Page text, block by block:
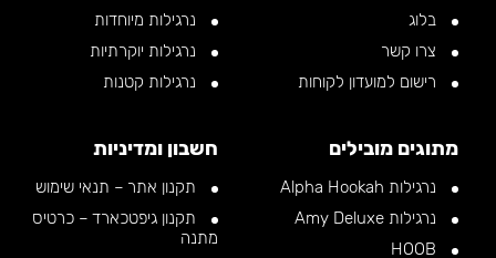
בלוג
צרו קשר
רישום למועדון לקוחות
נרגילות מיוחדות
נרגילות יוקרתיות
נרגילות קטנות
מתוגים מובילים
נרגילות Alpha Hookah
נרגילות Amy Deluxe
חשבון ומדיניות
תקנון אתר – תנאי שימוש
תקנון גיפטכארד – כרטיס
מתנה